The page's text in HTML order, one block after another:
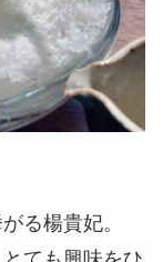
る楊貴妃。